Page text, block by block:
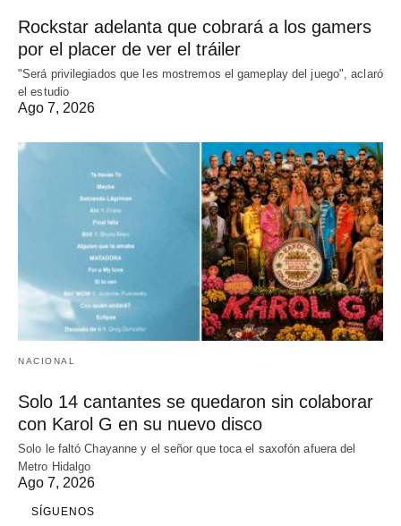
Rockstar adelanta que cobrará a los gamers
por el placer de ver el tráiler
"Será privilegiados que les mostremos el gameplay del juego", aclaró
el estudio
Ago 7, 2026
NACIONAL
Solo 14 cantantes se quedaron sin colaborar
con Karol G en su nuevo disco
Solo le faltó Chayanne y el señor que toca el saxofón afuera del
Metro Hidalgo
Ago 7, 2026
SÍGUENOS